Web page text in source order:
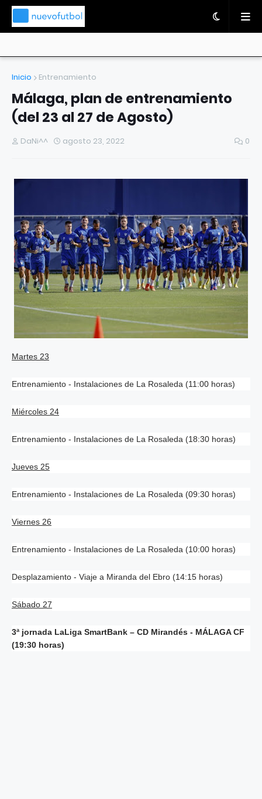
Inicio Entrenamiento
Málaga, plan de entrenamiento
(del 23 al 27 de Agosto)
DaNi^^ agosto 23, 2022 0
Martes 23
Entrenamiento - Instalaciones de La Rosaleda (11:00 horas)
Miércoles 24
Entrenamiento - Instalaciones de La Rosaleda (18:30 horas)
Jueves 25
Entrenamiento - Instalaciones de La Rosaleda (09:30 horas)
Viernes 26
Entrenamiento - Instalaciones de La Rosaleda (10:00 horas)
Desplazamiento - Viaje a Miranda del Ebro (14:15 horas)
Sábado 27
3ª jornada LaLiga SmartBank – CD Mirandés - MÁLAGA CF
(19:30 horas)